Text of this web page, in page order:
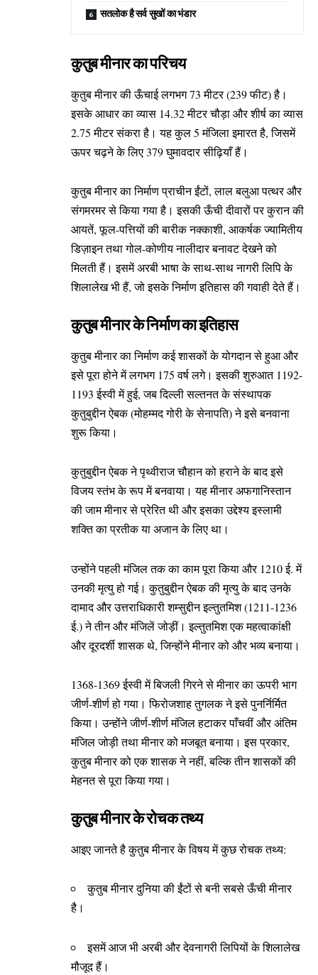
सतलोक है सर्व सुखों का भंडार
कुतुब मीनार का परिचय
कुतुब मीनार की ऊँचाई लगभग 73 मीटर (239 फीट) है।
इसके आधार का व्यास 14.32 मीटर चौड़ा और शीर्ष का व्यास
2.75 मीटर संकरा है। यह कुल 5 मंजिला इमारत है, जिसमें
ऊपर चढ़ने के लिए 379 घुमावदार सीढ़ियाँ हैं।
कुतुब मीनार का निर्माण प्राचीन ईंटों, लाल बलुआ पत्थर और
संगमरमर से किया गया है। इसकी ऊँची दीवारों पर कुरान की
आयतें, फूल-पत्तियों की बारीक नक्काशी, आकर्षक ज्यामितीय
डिज़ाइन तथा गोल-कोणीय नालीदार बनावट देखने को
मिलती हैं। इसमें अरबी भाषा के साथ-साथ नागरी लिपि के
शिलालेख भी हैं, जो इसके निर्माण इतिहास की गवाही देते हैं।
कुतुब मीनार के निर्माण का इतिहास
कुतुब मीनार का निर्माण कई शासकों के योगदान से हुआ और
इसे पूरा होने में लगभग 175 वर्ष लगे। इसकी शुरुआत 1192-
1193 ईस्वी में हुई, जब दिल्ली सल्तनत के संस्थापक
कुतुबुद्दीन ऐबक (मोहम्मद गोरी के सेनापति) ने इसे बनवाना
शुरू किया।
कुतुबुद्दीन ऐबक ने पृथ्वीराज चौहान को हराने के बाद इसे
विजय स्तंभ के रूप में बनवाया। यह मीनार अफगानिस्तान
की जाम मीनार से प्रेरित थी और इसका उद्देश्य इस्लामी
शक्ति का प्रतीक या अजान के लिए था।
उन्होंने पहली मंजिल तक का काम पूरा किया और 1210 ई. में
उनकी मृत्यु हो गई। कुतुबुद्दीन ऐबक की मृत्यु के बाद उनके
दामाद और उत्तराधिकारी शम्सुद्दीन इल्तुतमिश (1211-1236
ई.) ने तीन और मंजिलें जोड़ीं। इल्तुतमिश एक महत्वाकांक्षी
और दूरदर्शी शासक थे, जिन्होंने मीनार को और भव्य बनाया।
1368-1369 ईस्वी में बिजली गिरने से मीनार का ऊपरी भाग
जीर्ण-शीर्ण हो गया। फिरोजशाह तुगलक ने इसे पुनर्निर्मित
किया। उन्होंने जीर्ण-शीर्ण मंजिल हटाकर पाँचवीं और अंतिम
मंजिल जोड़ी तथा मीनार को मजबूत बनाया। इस प्रकार,
कुतुब मीनार को एक शासक ने नहीं, बल्कि तीन शासकों की
मेहनत से पूरा किया गया।
कुतुब मीनार के रोचक तथ्य
आइए जानते है कुतुब मीनार के विषय में कुछ रोचक तथ्य:
कुतुब मीनार दुनिया की ईंटों से बनी सबसे ऊँची मीनार
है।
इसमें आज भी अरबी और देवनागरी लिपियों के शिलालेख
मौजूद हैं।